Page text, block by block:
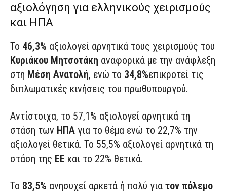
αξιολόγηση για ελληνικούς χειρισμούς
και ΗΠΑ
Το 46,3% αξιολογεί αρνητικά τους χειρισμούς του
Κυριάκου Μητσοτάκη αναφορικά με την ανάφλεξη
στη Μέση Ανατολή, ενώ το 34,8%επικροτεί τις
διπλωματικές κινήσεις του πρωθυπουργού.
Αντίστοιχα, το 57,1% αξιολογεί αρνητικά τη
στάση των ΗΠΑ για το θέμα ενώ το 22,7% την
αξιολογεί θετικά. Το 55,5% αξιολογεί αρνητικά τη
στάση της ΕΕ και το 22% θετικά.
To 83,5% ανησυχεί αρκετά ή πολύ για τον πόλεμο